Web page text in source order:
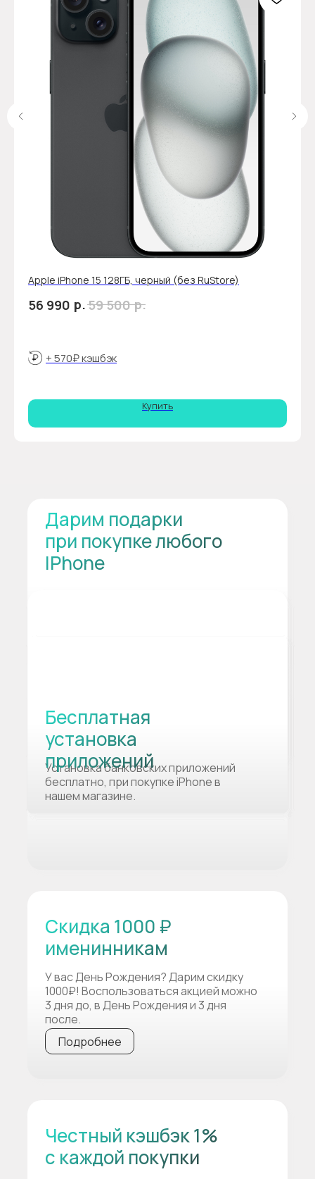
Apple iPhone 15 128ГБ, черный (без RuStore)
56 990 р.59 500 р.
+ 570₽ кэшбэк
Купить
Дарим подарки
при покупке любого
IPhone
Установка банковских приложений
бесплатно, при покупке iPhone в
нашем магазине.
Бесплатная
установка
приложений
Подробнее
Скидка 1000 ₽
именинникам
Честный кэшбэк 1%
с каждой покупки
У вас День Рождения? Дарим скидку
1000₽! Воспользоваться акцией можно
3 дня до, в День Рождения и 3 дня
после.